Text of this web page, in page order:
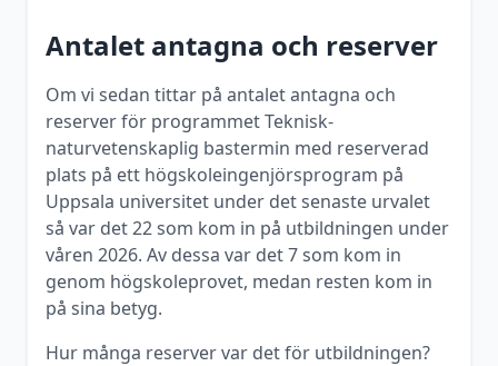
Antalet antagna och reserver
Om vi sedan tittar på antalet antagna och
reserver för programmetTeknisk-
naturvetenskaplig bastermin med reserverad
plats på ett högskoleingenjörsprogram på
Uppsala universitet under det senaste urvalet
så var det22som kom in på utbildningen under
våren 2026. Av dessa var det7som kom in
genom högskoleprovet, medan resten kom in
på sina betyg.
Hur många reserver var det för utbildningen?